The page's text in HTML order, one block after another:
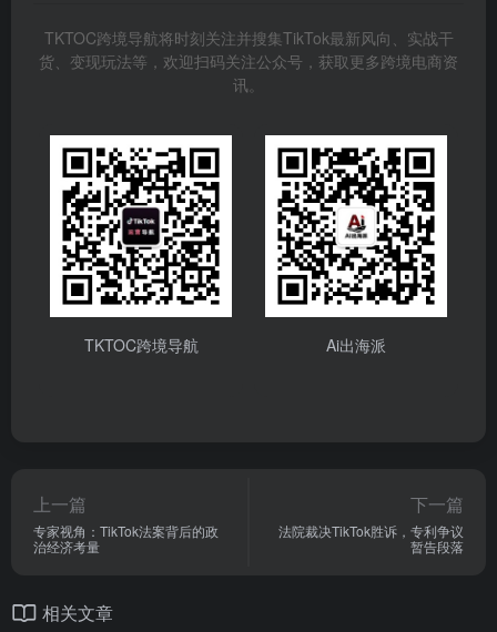
TKTOC跨境导航将时刻关注并搜集TikTok最新风向、实战干
货、变现玩法等，欢迎扫码关注公众号，获取更多跨境电商资
讯。
TKTOC跨境导航 Ai出海派
上一篇
专家视角：TikTok法案背后的政
治经济考量
下一篇
法院裁决TikTok胜诉，专利争议
暂告段落
相关文章